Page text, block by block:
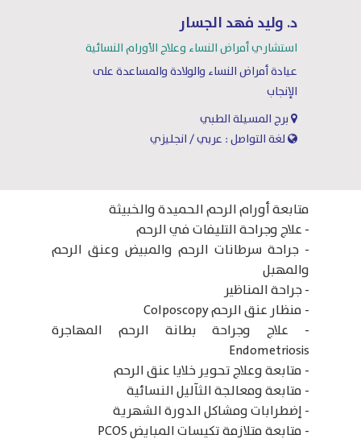
د. وليد فهد الجسار
استشاري أمراض النساء وعلاج الأورام النسائية
عيادة أمراض النساء والولادة والمساعدة على
الإنجاب
برج المسيلة الطبي
لغة التواصل : عربي / انجليزي
متابعة أورام الرحم الحميدة والخبيثة
- علاج وجراحة التليفات في الرحم
- جراحة سرطانات الرحم والمبيض وعنق الرحم
والمهبل
- جراحة المناظﻴﺮ
- منظار عنق الرحم Colposcopy
- علاج وجراحة بطانة الرحم المهاجرة
Endometriosis
- متابعة وعلاج تحوير خلايا عنق الرحم
- متابعة ومعالجة الثآليل النسائية
- إضطرابات ومشاكل الدورة الشهرية
- متابعة متلازمة تكيسات المبايض PCOS